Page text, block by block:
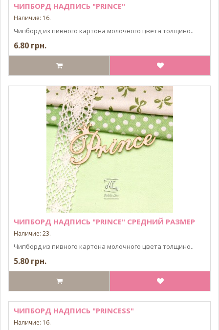
ЧИПБОРД НАДПИСЬ "PRINCE"
Наличие: 16.
Чипборд из пивного картона молочного цвета толщино..
6.80 грн.
ЧИПБОРД НАДПИСЬ "PRINCE" СРЕДНИЙ РАЗМЕР
Наличие: 23.
Чипборд из пивного картона молочного цвета толщино..
5.80 грн.
ЧИПБОРД НАДПИСЬ "PRINCESS"
Наличие: 16.